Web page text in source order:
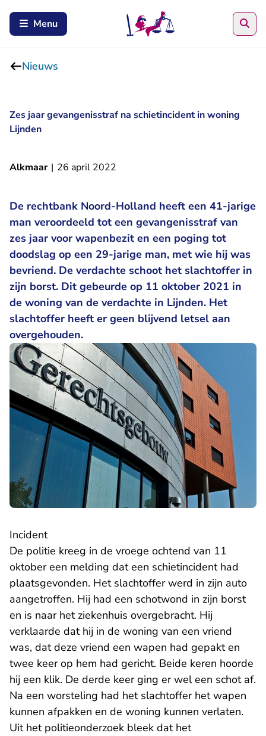
Menu
Nieuws
Zes jaar gevangenisstraf na schietincident in woning
Lijnden
Alkmaar | 26 april 2022
De rechtbank Noord-Holland heeft een 41-jarige
man veroordeeld tot een gevangenisstraf van
zes jaar voor wapenbezit en een poging tot
doodslag op een 29-jarige man, met wie hij was
bevriend. De verdachte schoot het slachtoffer in
zijn borst. Dit gebeurde op 11 oktober 2021 in
de woning van de verdachte in Lijnden. Het
slachtoffer heeft er geen blijvend letsel aan
overgehouden.
Incident
De politie kreeg in de vroege ochtend van 11
oktober een melding dat een schietincident had
plaatsgevonden. Het slachtoffer werd in zijn auto
aangetroffen. Hij had een schotwond in zijn borst
en is naar het ziekenhuis overgebracht. Hij
verklaarde dat hij in de woning van een vriend
was, dat deze vriend een wapen had gepakt en
twee keer op hem had gericht. Beide keren hoorde
hij een klik. De derde keer ging er wel een schot af.
Na een worsteling had het slachtoffer het wapen
kunnen afpakken en de woning kunnen verlaten.
Uit het politieonderzoek bleek dat het